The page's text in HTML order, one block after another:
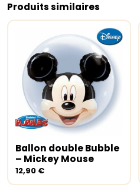
Produits similaires
Ajouter au panier
Ballon double Bubble
– Mickey Mouse
12,90 €